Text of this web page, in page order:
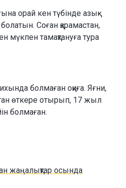
орай кен түбінде азық-
Соған қарамастан,
мүкпен тамақтануға тура
болмаған оқиға. Яғни,
өткере отырып, 17 жыл
болмаған.
жаңалықтар осында